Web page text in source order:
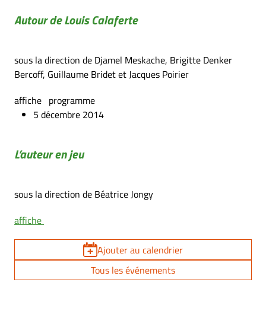
Autour de Louis Calaferte
sous la direction de Djamel Meskache, Brigitte Denker
Bercoff, Guillaume Bridet et Jacques Poirier
affiche programme
5 décembre 2014
L’auteur en jeu
sous la direction de Béatrice Jongy
affiche
Ajouter au calendrier
Tous les événements